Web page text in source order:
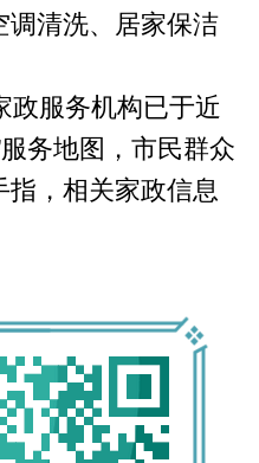
调清洗、居家保洁
服务机构已于近
务地图，市民群众
指，相关家政信息